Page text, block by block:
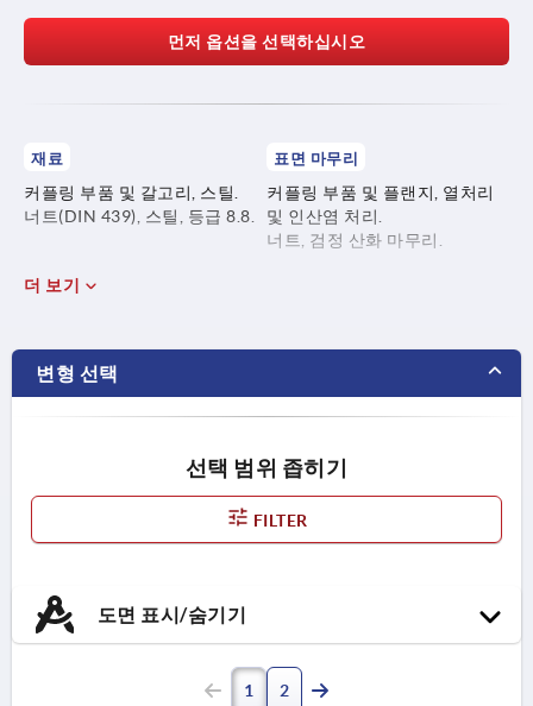
먼저 옵션을 선택하십시오
재료
커플링 부품 및 갈고리, 스틸.
너트(DIN 439), 스틸, 등급 8.8.
표면 마무리
커플링 부품 및 플랜지, 열처리
및 인산염 처리.
너트, 검정 산화 마무리.
더 보기
변형 선택
선택 범위 좁히기
FILTER
도면 표시/숨기기
1 2